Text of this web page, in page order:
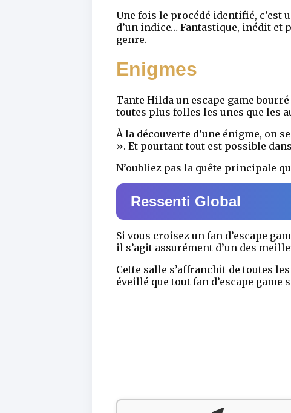
Une fois le procédé identifié, c’est
d’un indice… Fantastique, inédit et
genre.
Enigmes
Tante Hilda un escape game
toutes plus folles les unes que les
À la découverte d’une énigme, on
». Et pourtant tout est possible
N’oubliez pas la quête principale
Ressenti Global
Si vous croisez un fan d’escape
il s’agit assurément d’un des
Cette salle s’affranchit de toutes
éveillé que tout fan d’escape game